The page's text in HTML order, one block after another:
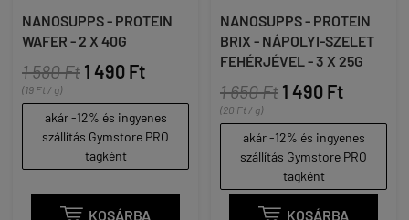
NANOSUPPS - PROTEIN
WAFER - 2 X 40G
1 580 Ft 1 490 Ft
(19 Ft / g)
akár -12% és ingyenes
szállítás Gymstore PRO
tagként
 KOSÁRBA
NANOSUPPS - PROTEIN
BRIX - NÁPOLYI-SZELET
FEHÉRJÉVEL - 3 X 25G
1 650 Ft 1 490 Ft
(20 Ft / g)
akár -12% és ingyenes
szállítás Gymstore PRO
tagként
 KOSÁRBA